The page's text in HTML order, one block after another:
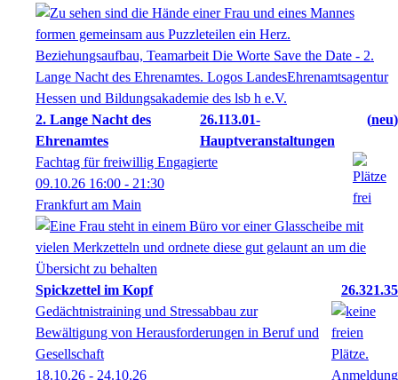
2. Lange Nacht des
Ehrenamtes
26.113.01-
Hauptveranstaltungen
neu
Fachtag für freiwillig Engagierte
09.10.26 16:00 - 21:30
Frankfurt am Main
Spickzettel im Kopf
26.321.35
Gedächtnistraining und Stressabbau zur
Bewältigung von Herausforderungen in Beruf und
Gesellschaft
18.10.26 - 24.10.26